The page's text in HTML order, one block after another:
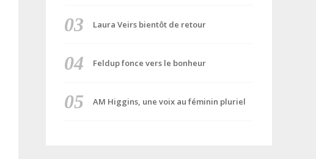
Laura Veirs bientôt de retour
Feldup fonce vers le bonheur
AM Higgins, une voix au féminin pluriel